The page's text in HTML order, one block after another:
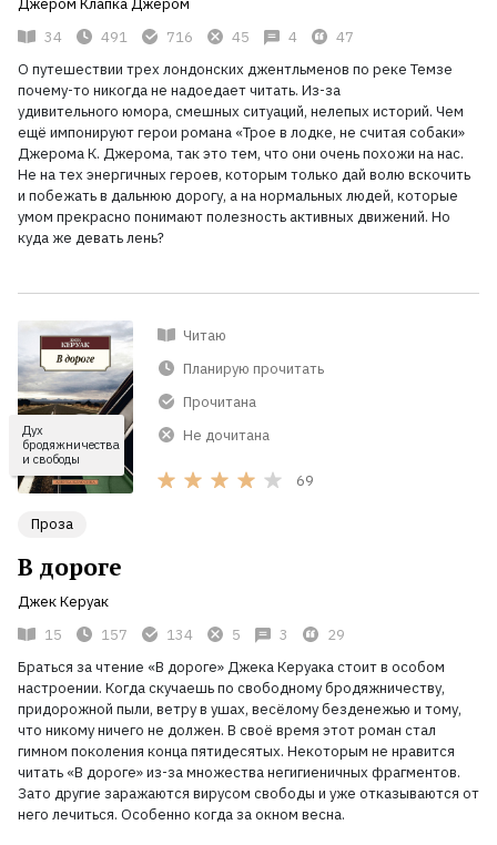
Джером Клапка Джером
34
491 716 45 4
47
О путешествии трех лондонских джентльменов по реке Темзе
почему-то никогда не надоедает читать. Из-за
удивительного юмора, смешных ситуаций, нелепых историй. Чем
ещё импонируют герои романа «Трое в лодке, не считая собаки»
Джерома К. Джерома, так это тем, что они очень похожи на нас.
Не на тех энергичных героев, которым только дай волю вскочить
и побежать в дальнюю дорогу, а на нормальных людей, которые
умом прекрасно понимают полезность активных движений. Но
куда же девать лень?
Дух
бродяжничества
и свободы
Читаю
Планирую прочитать
Прочитана
Не дочитана
69
Проза
В дороге
Джек Керуак
15
157 134 5 3
29
Браться за чтение «В дороге» Джека Керуака стоит в особом
настроении. Когда скучаешь по свободному бродяжничеству,
придорожной пыли, ветру в ушах, весёлому безденежью и тому,
что никому ничего не должен. В своё время этот роман стал
гимном поколения конца пятидесятых. Некоторым не нравится
читать «В дороге» из-за множества негигиеничных фрагментов.
Зато другие заражаются вирусом свободы и уже отказываются от
него лечиться. Особенно когда за окном весна.